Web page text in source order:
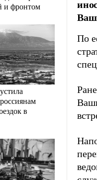
и фронтом
в
По